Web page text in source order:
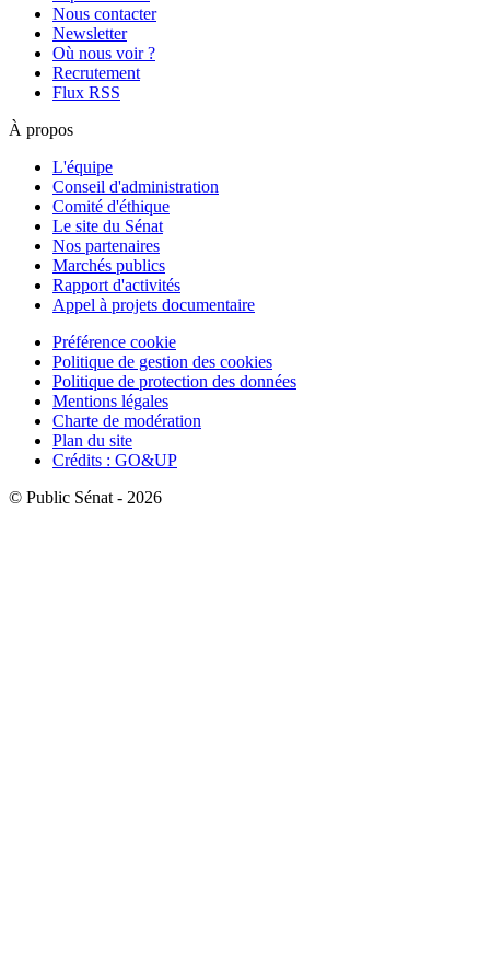
Nous contacter
Newsletter
Où nous voir ?
Recrutement
Flux RSS
À propos
L'équipe
Conseil d'administration
Comité d'éthique
Le site du Sénat
Nos partenaires
Marchés publics
Rapport d'activités
Appel à projets documentaire
Préférence cookie
Politique de gestion des cookies
Politique de protection des données
Mentions légales
Charte de modération
Plan du site
Crédits : GO&UP
© Public Sénat - 2026